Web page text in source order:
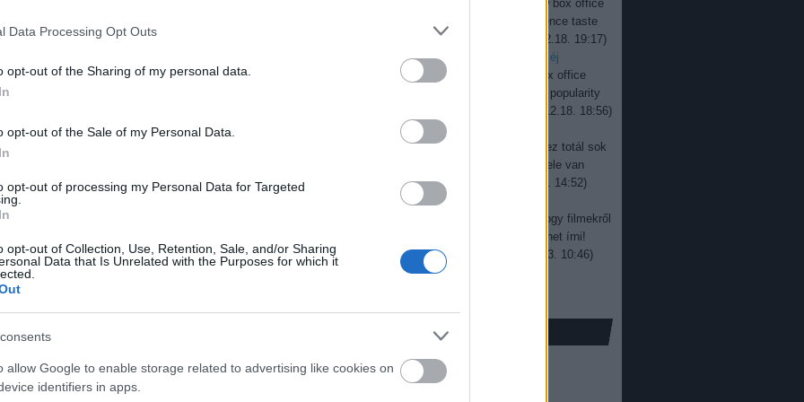
Data Processing Opt Outs
opt-out of the Sharing of my personal data.
opt-out of the Sale of my Personal Data.
opt-out of processing my Personal Data for Targeted
opt-out of Collection, Use, Retention, Sale, and/or Sharing
Data that Is Unrelated with the Purposes for which it
allow Google to enable storage related to advertising like cookies on
identifiers in apps.
felhasználói tartalomnak minősülnek, értük aszolgáltatás technikai
ellenőrzi. Kifogás esetén forduljon a blog szerkesztőjéhez. Részletek a
volna meg. Alapja nagyon rendben van.
jacyjevan:Interesting to see how box office
numbers change over time. Audience taste
really keeps evolving, ...
2025.12.18. 19:17)
magyar box office: százegymillió éj
jacyjevan:
Good read overall. Box office
numbers don’t always reflect real popularity
2025.12.18. 18:56)
magyar box office: sötét út
Kerma:Rengeteg kritika van itt, ez totál sok
munka! Gratulálunk! Egy jó film tele van
jobbnál jobb képek...
2024.05.13. 14:52)
hazai bemutatónaptár 2019
Nem gondoltam volna, hogy filmekről
ilyen sokat és ennyi érdekeset lehet írni!
Köszönjük a cikket!...
2023.07.03. 10:46)
usa box office: új élmény
150jofilm(16)
100)